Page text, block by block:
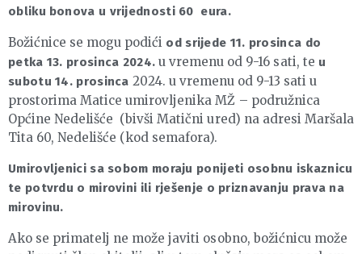
obliku bonova u vrijednosti 60 eura.
Božićnice se mogu podići od srijede 11. prosinca do
petka 13. prosinca 2024. u vremenu od 9-16 sati, te u
subotu 14. prosinca 2024. u vremenu od 9-13 sati u
prostorima Matice umirovljenika MŽ – podružnica
Općine Nedelišće (bivši Matični ured) na adresi Maršala
Tita 60, Nedelišće (kod semafora).
Umirovljenici sa sobom moraju ponijeti osobnu iskaznicu
te potvrdu o mirovini ili rješenje o priznavanju prava na
mirovinu.
Ako se primatelj ne može javiti osobno, božićnicu može